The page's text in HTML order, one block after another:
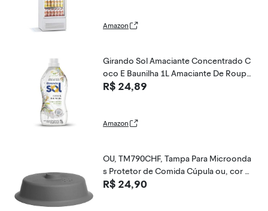
Amazon
Girando Sol Amaciante Concentrado C
oco E Baunilha 1L Amaciante De Roupa
s Concentrado Branco Nutre E Protege
R$ 24,89
Amazon
OU, TM790CHF, Tampa Para Microonda
s Protetor de Comida Cúpula ou, cor C
humbo, Polipropileno
R$ 24,90